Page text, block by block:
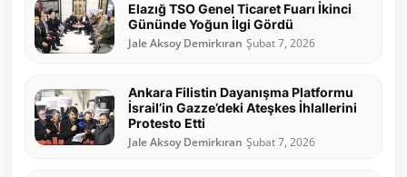
Elazığ TSO Genel Ticaret Fuarı İkinci
Gününde Yoğun İlgi Gördü
Jale Aksoy Demirkıran Şubat 7, 2026
Ankara Filistin Dayanışma Platformu
İsrail’in Gazze’deki Ateşkes İhlallerini
Protesto Etti
Jale Aksoy Demirkıran Şubat 7, 2026